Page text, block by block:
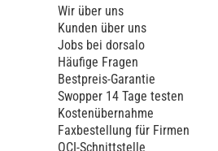
Wir über uns
Kunden über uns
Jobs bei dorsalo
Häufige Fragen
Bestpreis-Garantie
Swopper 14 Tage testen
Kostenübernahme
Faxbestellung für Firmen
OCI-Schnittstelle